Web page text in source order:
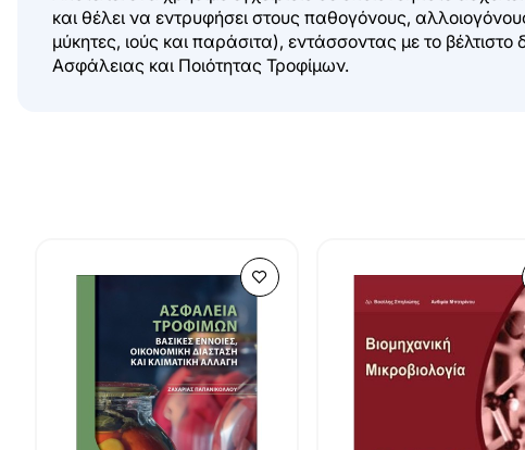
και θέλει να εντρυφήσει στους παθογόνους,
μύκητες, ιούς και παράσιτα), εντάσσοντας με το
Ασφάλειας και Ποιότητας Τροφίμων.